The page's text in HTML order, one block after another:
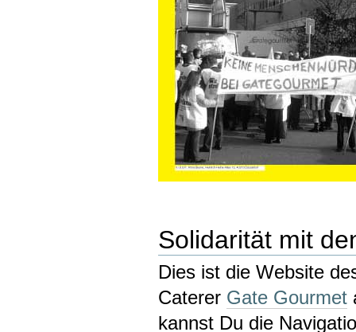
Solidarität mit
Dies ist die Website
Caterer Gate Gourmet
kannst Du die